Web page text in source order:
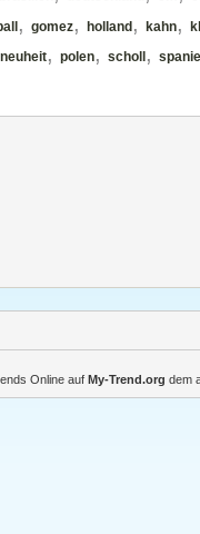
, gomez, holland , kahn,
neuheit, polen, scholl ,
Online auf My-Trend.org dem